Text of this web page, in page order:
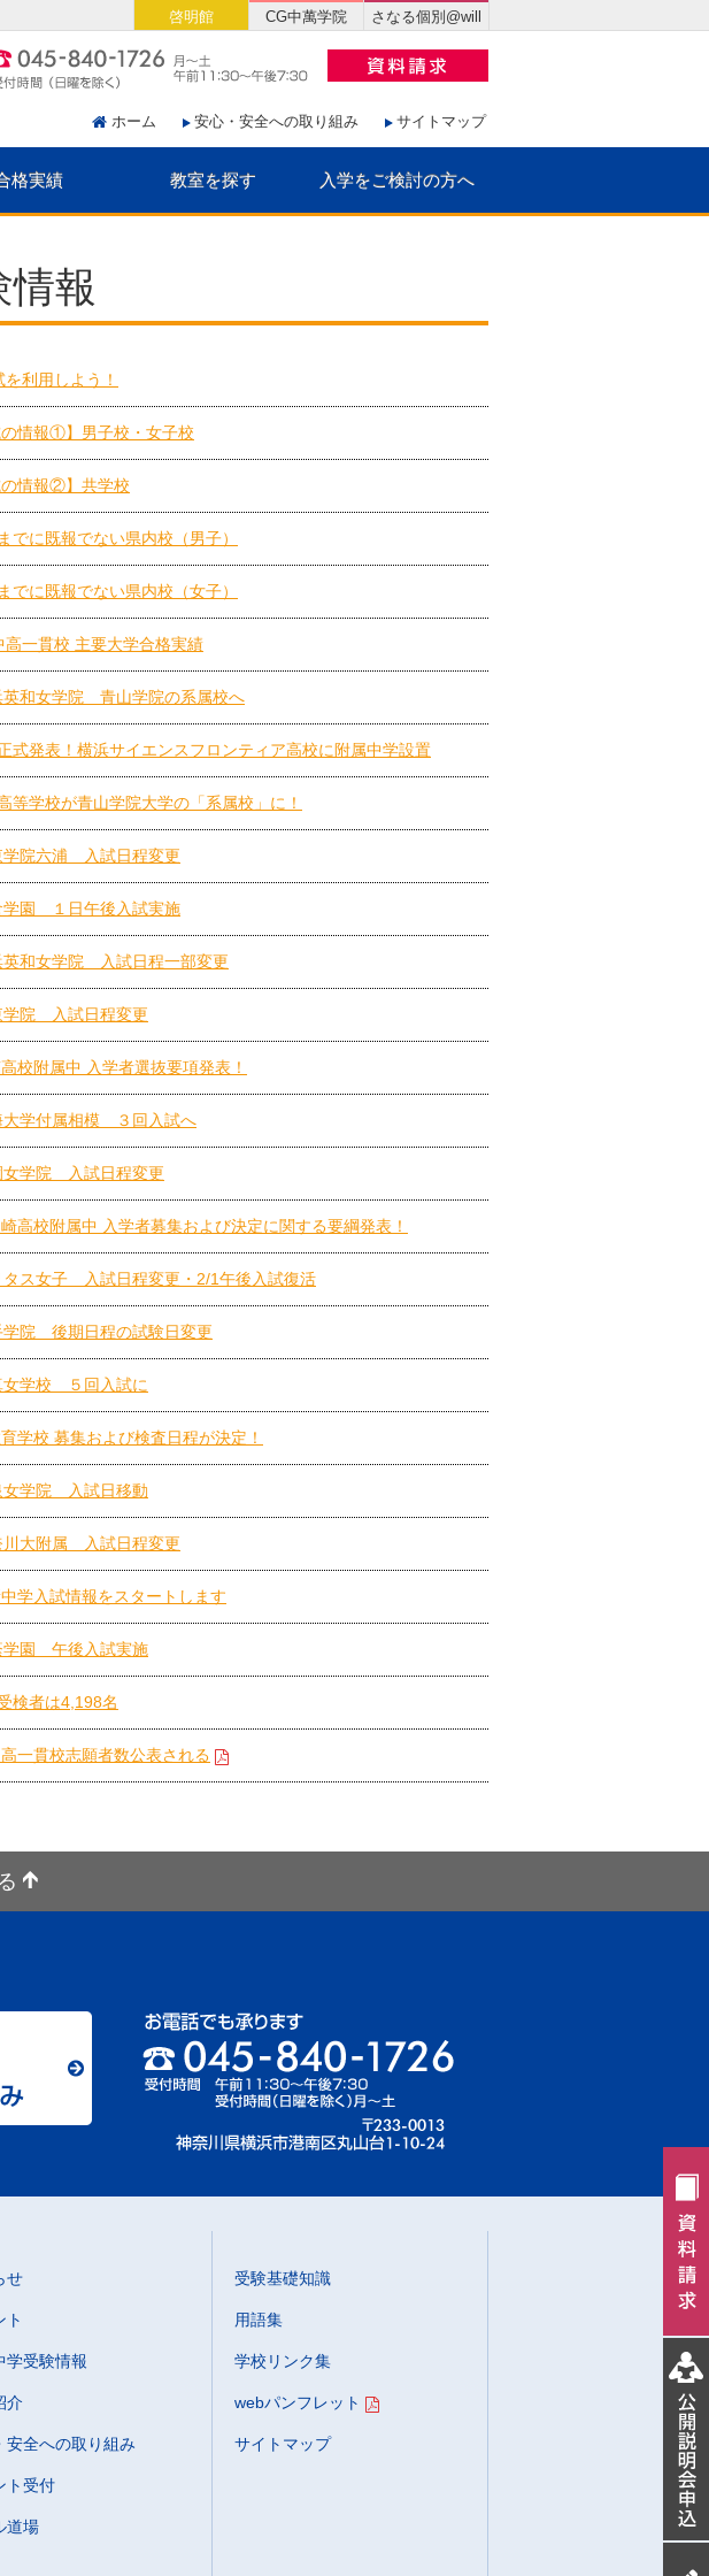
ホーム 安心・安全への取り組み サイトマップ
格実績 教室を探す 入学をご検討の方へ
啓明館 CG中萬学院 さなる個別@will
報
を利用しよう！
情報①】男子校・女子校
情報②】共学校
でに既報でない県内校（男子）
でに既報でない県内校（女子）
一貫校 主要大学合格実績
英和女学院 青山学院の系属校へ
式発表！横浜サイエンスフロンティア高校に附属中学設置
等学校が青山学院大学の「系属校」に！
学院六浦 入試日程変更
学園 １日午後入試実施
英和女学院 入試日程一部変更
学院 入試日程変更
校附属中 入学者選抜要項発表！
大学付属相模 ３回入試へ
女学院 入試日程変更
高校附属中 入学者募集および決定に関する要綱発表！
タス女子 入試日程変更・2/1午後入試復活
学院 後期日程の試験日変更
女学校 ５回入試に
学校 募集および検査日程が決定！
女学院 入試日移動
川大附属 入試日程変更
学入試情報をスタートします
学園 午後入試実施
検者は4,198名
一貫校志願者数公表される
せ
ト
学受験情報
介
安全への取り組み
ト受付
道場
受験基礎知識
用語集
学校リンク集
webパンフレット
サイトマップ